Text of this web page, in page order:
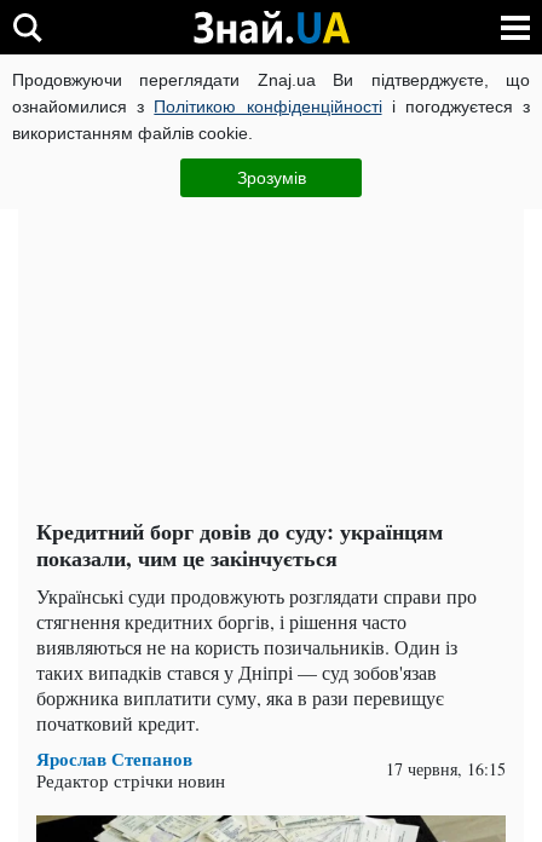
Продовжуючи переглядати Znaj.ua Ви підтверджуєте, що
ознайомилися з Політикою конфіденційностіі погоджуєтеся з
використанням файлів cookie.
Зрозумів
ВІЙНА РОСІЇ ПРОТИ УКРАЇНИ КОРОНАВІРУС В УКРАЇНІ
ЧИТАТЬ НА РУССКОМ
Кредитний борг довів до суду: українцям
показали, чим це закінчується
Українські суди продовжують розглядати справи про
стягнення кредитних боргів, і рішення часто
виявляються не на користь позичальників. Один із
таких випадків стався у Дніпрі — суд зобов'язав
боржника виплатити суму, яка в рази перевищує
початковий кредит.
Ярослав Степанов
Редактор стрічки новин 17 червня, 16:15